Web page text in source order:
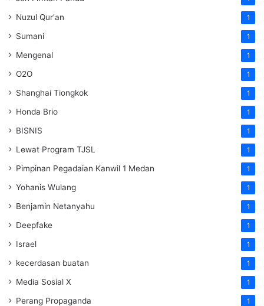
Nuzul Qur'an 1
Sumani 1
Mengenal 1
O2O 1
Shanghai Tiongkok 1
Honda Brio 1
BISNIS 1
Lewat Program TJSL 1
Pimpinan Pegadaian Kanwil 1 Medan 1
Yohanis Wulang 1
Benjamin Netanyahu 1
Deepfake 1
Israel 1
kecerdasan buatan 1
Media Sosial X 1
Perang Propaganda 1